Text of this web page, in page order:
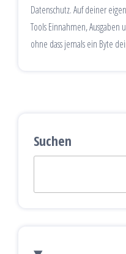
Datenschutz. Auf deiner
Tools Einnahmen,
ohne dass jemals ein Byte
Suchen